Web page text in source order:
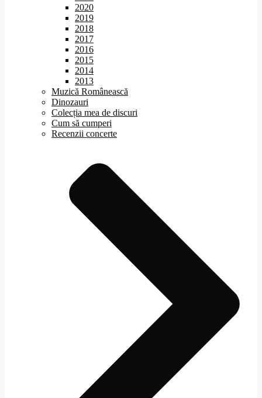
2020
2019
2018
2017
2016
2015
2014
2013
Muzică Românească
Dinozauri
Colecția mea de discuri
Cum să cumperi
Recenzii concerte